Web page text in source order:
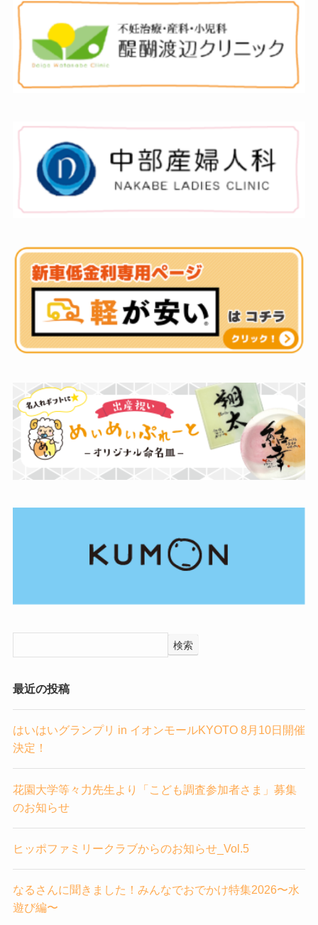
検索
最近の投稿
はいはいグランプリ in イオンモールKYOTO 8月10日開催
決定！
花園大学等々力先生より「こども調査参加者さま」募集
のお知らせ
ヒッポファミリークラブからのお知らせ_Vol.5
なるさんに聞きました！みんなでおでかけ特集2026〜水
遊び編〜